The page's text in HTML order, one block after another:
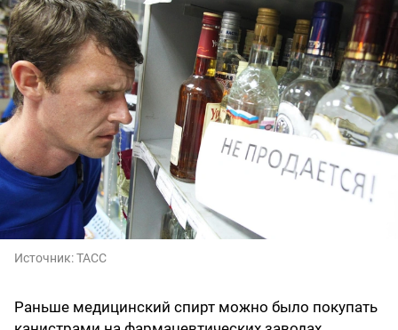
Источник:ТАСС
Раньше медицинский спирт можно было покупать